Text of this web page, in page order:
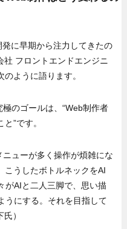
に早期から注力してきたの
フロントエンドエンジニ
ように語ります。
極のゴールは、“Web制作者
”です。
ューが多く操作が煩雑にな
こうしたボトルネックをAI
がAIと二人三脚で、思い描
うにする。それを目指して
）